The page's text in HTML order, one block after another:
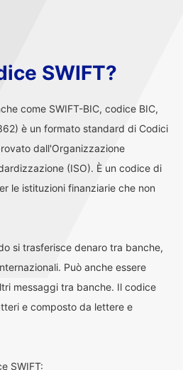
SWIFT?
come SWIFT-BIC, codice BIC,
è un formato standard di Codici
dall'Organizzazione
(ISO). È un codice di
le istituzioni finanziarie che non
si trasferisce denaro tra banche,
Può anche essere
messaggi tra banche. Il codice
e composto da lettere e
SWIFT: